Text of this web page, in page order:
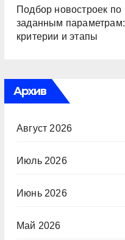
Подбор новостроек по
заданным параметрам:
критерии и этапы
Архив
Август 2026
Июль 2026
Июнь 2026
Май 2026